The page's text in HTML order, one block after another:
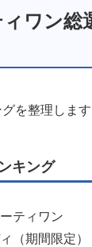
ワン総
を整理します
キング
ティワン
（期間限定）